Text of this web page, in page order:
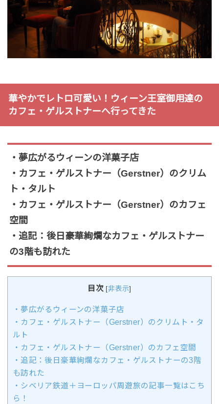
華やかでレトロ可愛い！ウィーン王室御用達の
カフェ・ゲルストナーへ行ってきた
・夢広がるウィーンの洋菓子店
・カフェ・ゲルストナー（Gerstner）のクリム
ト・タルト
・カフェ・ゲルストナー（Gerstner）のカフェ
空間
・追記：後日豪華絢爛なカフェ・ゲルストナー
の3階も訪れた
目次 [非表示]
・夢広がるウィーンの洋菓子店
・カフェ・ゲルストナー（Gerstner）のクリムト・タ
ルト
・カフェ・ゲルストナー（Gerstner）のカフェ空間
・追記：後日豪華絢爛なカフェ・ゲルストナーの3階
も訪れた
・シベリア鉄道＋ヨーロッパ周遊旅の記事一覧はこち
ら！